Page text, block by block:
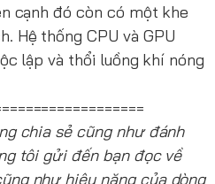
cạnh đó còn có một khe
Hệ thống CPU và GPU
lập và thổi luồng khí nóng
chia sẻ cũng như đánh
tôi gửi đến bạn đọc về
như hiệu năng của dòng